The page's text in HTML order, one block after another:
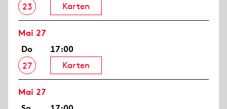
23
Karten
Mai 27
Do
27
17:00
Karten
Mai 27